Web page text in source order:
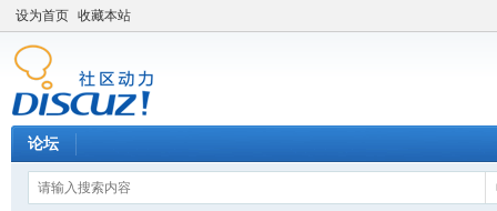
设为首页 收藏本站
论坛